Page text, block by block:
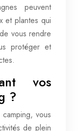
peuvent
et plantes qui
vous rendre
protéger et
vos
?
vous
de plein